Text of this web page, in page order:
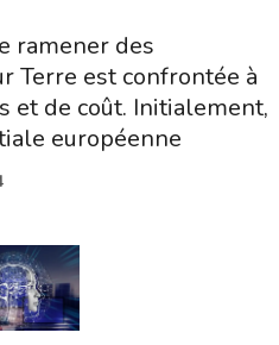
ramener des
Terre est confrontée à
et de coût. Initialement,
européenne